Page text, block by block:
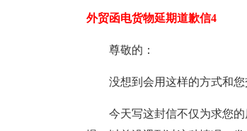
外贸函电货物延期道歉信4
尊敬的：
没想到会用这样的方式和
今天写这封信不仅为求您